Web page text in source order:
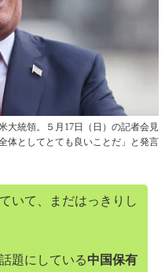
大統領。５月17日（日）の記者会見
体としてとても良いことだ」と発言
いて、まだはっきりし
題にしている中国保有